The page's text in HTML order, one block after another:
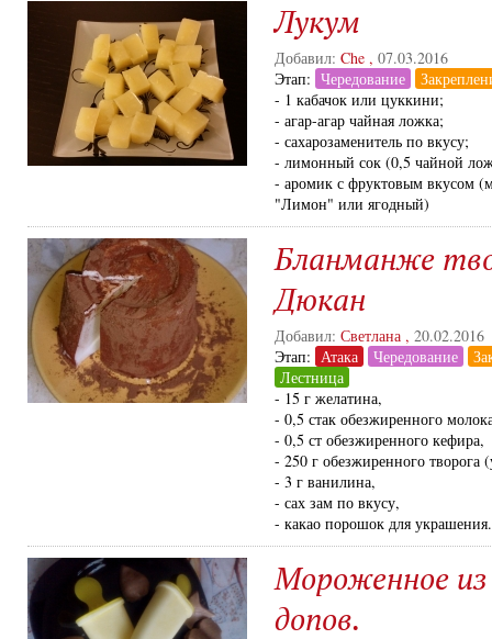
Лукум
Добавил: Che , 07.03.2016
Этап: Чередование
- 1 кабачок или цуккини;
- агар-агар чайная ложка;
- сахарозаменитель по вкусу;
- лимонный сок (0,5 чайной
- аромик с фруктовым вкусом
"Лимон" или ягодный)
Бланманже
Дюкан
Добавил: Светлана , 20.02.2016
Этап: Атака Чередование
Лестница
- 15 г желатина,
- 0,5 стак обезжиренного
- 0,5 ст обезжиренного кефира,
- 250 г обезжиренного творога
- 3 г ванилина,
- сах зам по вкусу,
- какао порошок для украшения.
Мороженное из
допов.